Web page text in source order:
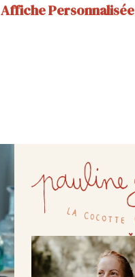
Affiche Personnalisée